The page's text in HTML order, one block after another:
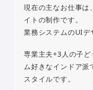
現在の主なお仕事
イトの制作です。
業務システムのUIデ
専業主夫+3人の子
ム好きなインドア派
スタイルです。